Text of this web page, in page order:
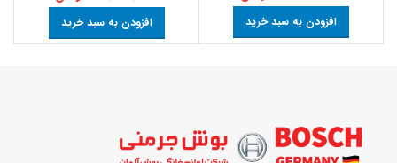
افزودن به سبد خرید افزودن به سبد خرید